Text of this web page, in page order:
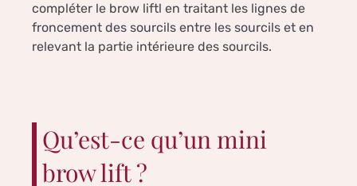
compléter le brow liftl en traitant les lignes de
froncement des sourcils entre les sourcils et en
relevant la partie intérieure des sourcils.
Qu’est-ce qu’un mini
brow lift ?